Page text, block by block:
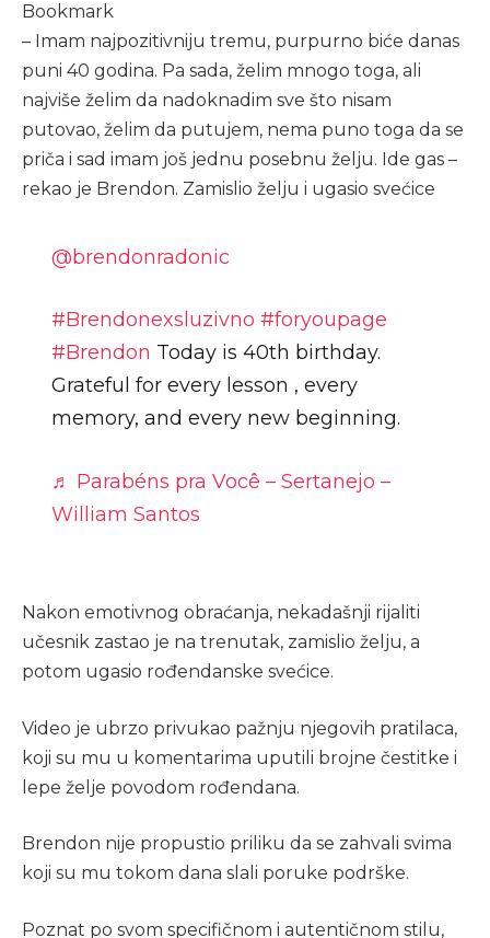
Bookmark
– Imam najpozitivniju tremu, purpurno biće danas
puni 40 godina. Pa sada, želim mnogo toga, ali
najviše želim da nadoknadim sve što nisam
putovao, želim da putujem, nema puno toga da se
priča i sad imam još jednu posebnu želju. Ide gas –
rekao je Brendon. Zamislio želju i ugasio svećice
@brendonradonic
#Brendonexsluzivno #foryoupage
#Brendon Today is 40th birthday.
Grateful for every lesson , every
memory, and every new beginning.
♬ Parabéns pra Você – Sertanejo –
William Santos
Nakon emotivnog obraćanja, nekadašnji rijaliti
učesnik zastao je na trenutak, zamislio želju, a
potom ugasio rođendanske svećice.
Video je ubrzo privukao pažnju njegovih pratilaca,
koji su mu u komentarima uputili brojne čestitke i
lepe želje povodom rođendana.
Brendon nije propustio priliku da se zahvali svima
koji su mu tokom dana slali poruke podrške.
Poznat po svom specifičnom i autentičnom stilu,